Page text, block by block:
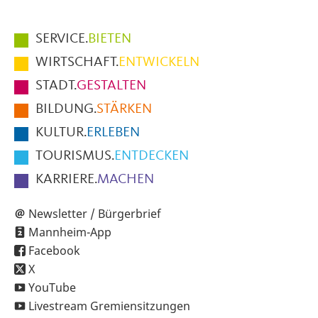
Hauptmenüpunkte
im
Fußbereich
der
Seite
SERVICE.BIETEN
WIRTSCHAFT.ENTWICKELN
STADT.GESTALTEN
BILDUNG.STÄRKEN
KULTUR.ERLEBEN
TOURISMUS.ENTDECKEN
KARRIERE.MACHEN
Newsletter / Bürgerbrief
Mannheim-App
Facebook
X
YouTube
Livestream Gremiensitzungen